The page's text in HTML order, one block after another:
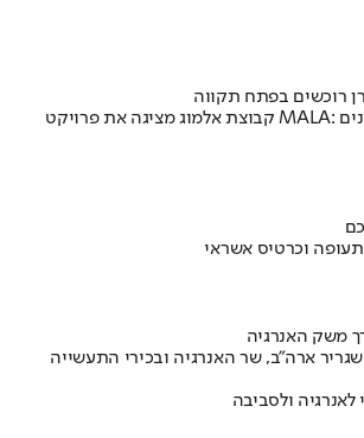
רוכשים בפתח תקווה
קבוצת אלמוג מציגה את פרויקט MALA: מגדלי הפרימיום האחרונים
משק האנרגיה
ארה"ב, שר האנרגיה ובכירי התעשייה
ולסביבה